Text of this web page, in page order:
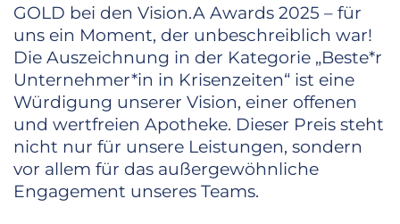
GOLD bei den Vision.A Awards 2025 – für
uns ein Moment, der unbeschreiblich war!
Die Auszeichnung in der Kategorie „Beste*r
Unternehmer*in in Krisenzeiten“ ist eine
Würdigung unserer Vision, einer offenen
und wertfreien Apotheke. Dieser Preis steht
nicht nur für unsere Leistungen, sondern
vor allem für das außergewöhnliche
Engagement unseres Teams.